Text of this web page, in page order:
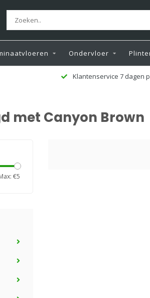
Ondervloer
Klantenservice 7 dagen
met Canyon Brown
€5